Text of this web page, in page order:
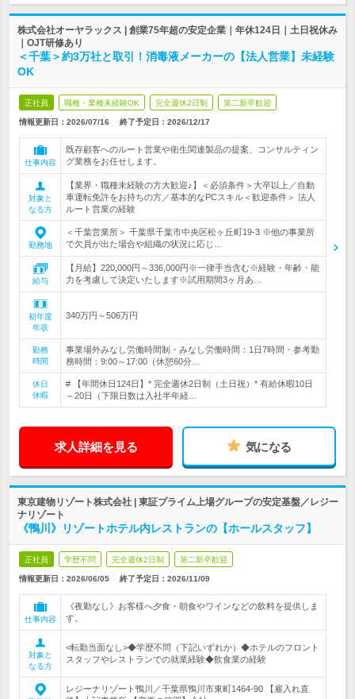
株式会社オーヤラックス | 創業75年超の安定企業｜年休124日｜土日祝休み
｜OJT研修あり
＜千葉＞約3万社と取引！消毒液メーカーの【法人営業】未経験
OK
正社員 職種・業種未経験OK 完全週休2日制 第二新卒歓迎
情報更新日：2026/07/16 終了予定日： 2026/12/17
仕事内容
既存顧客へのルート営業や衛生関連製品の提案、コンサルティン
グ業務をお任せします。
対象と
なる方
【業界・職種未経験の方大歓迎♪】＜必須条件＞大卒以上／自動
車運転免許をお持ちの方／基本的なPCスキル＜歓迎条件＞ 法人
ルート営業の経験
勤務地
＜千葉営業所＞ 千葉県千葉市中央区松ヶ丘町19-3 ※他の事業所
で欠員が出た場合や組織の状況に応じ…
給与
【月給】220,000円～336,000円※一律手当含む※経験・年齢・能
力を考慮して決定いたします※試用期間3ヶ月あ…
初年度
年収
340万円～506万円
勤務
時間
事業場外みなし労働時間制・みなし労働時間：1日7時間・参考勤
務時間：9:00～17:00（休憩60分…
休日
休暇
# 【年間休日124日】* 完全週休2日制（土日祝）* 有給休暇10日
～20日（下限日数は入社半年経…
求人詳細を見る 気になる
東京建物リゾート株式会社 | 東証プライム上場グループの安定基盤／レジー
ナリゾート
《鴨川》リゾートホテル内レストランの【ホールスタッフ】
正社員 学歴不問 完全週休2日制 第二新卒歓迎
情報更新日：2026/06/05 終了予定日： 2026/11/09
仕事内容
《夜勤なし》お客様へ夕食・朝食やワインなどの飲料を提供しま
す。
対象と
なる方
<転勤当面なし>◆学歴不問（下記いずれか）◆ホテルのフロント
スタッフやレストランでの就業経験◆飲食業の経験
レジーナリゾート鴨川／千葉県鴨川市東町1464-90 【雇入れ直